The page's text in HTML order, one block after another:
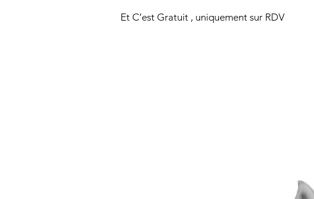
Et C’est Gratuit , uniquement sur RDV